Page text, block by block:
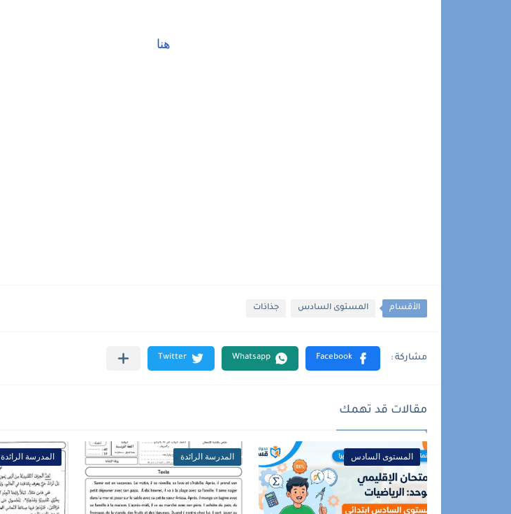
هنا
الأقسام المستوى السادس جذاذات
مقالات قد تهمك
المستوى السادس المدرسة الرائدة المدرسة الرائدة